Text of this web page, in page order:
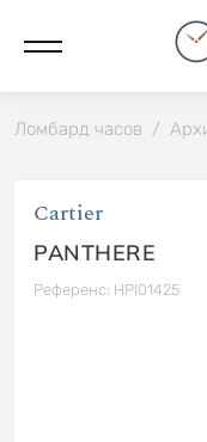
Ломбард часов /
Cartier
PANTHERE
Референс: HPI01425